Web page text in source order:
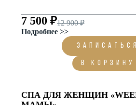
7 500 ₽12 900 ₽
Подробнее >>
ЗАПИСАТЬСЯ
В корзину
СПА ДЛЯ ЖЕНЩИН